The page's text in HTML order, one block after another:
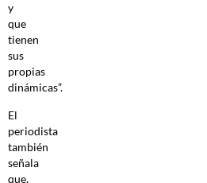
y
que
tienen
sus
propias
dinámicas”.
El
periodista
también
señala
que,